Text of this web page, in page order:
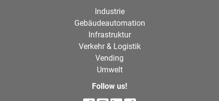
Industrie
Gebäudeautomation
Infrastruktur
Verkehr & Logistik
Vending
Umwelt
Follow us!